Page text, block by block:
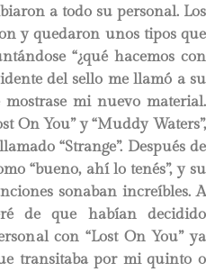
a todo su personal. Los
y quedaron unos tipos que
“¿qué hacemos con
del sello me llamó a su
mi nuevo material.
On You” y “Muddy Waters”,
“Strange”. Después de
“bueno, ahí lo tenés”, y su
sonaban increíbles. A
de que habían decidido
con “Lost On You” ya
transitaba por mi quinto o